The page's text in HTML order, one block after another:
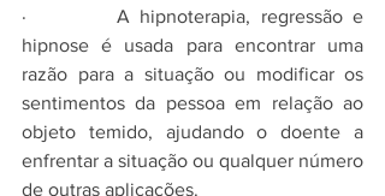
·         A hipnoterapia, regressão e
hipnose é usada para encontrar uma
razão para a situação ou modificar os
sentimentos da pessoa em relação ao
objeto temido, ajudando o doente a
enfrentar a situação ou qualquer número
de outras aplicações.